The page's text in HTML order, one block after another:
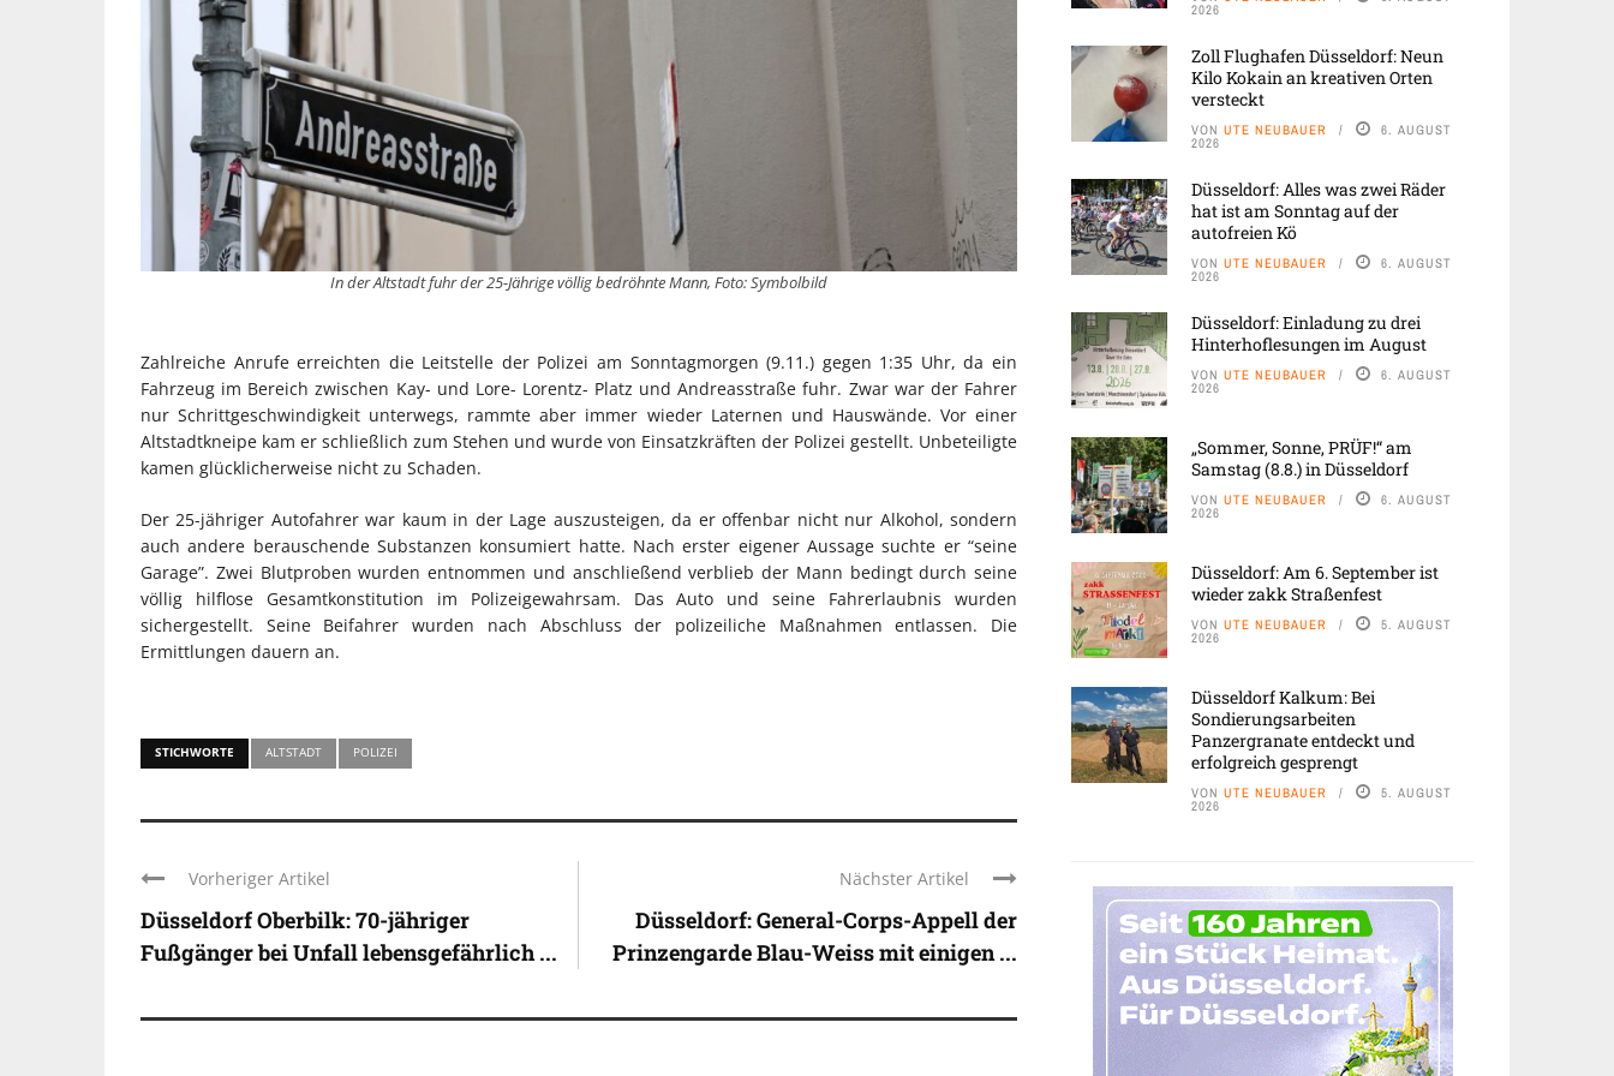
In der Altstadt fuhr der 25-Jährige völlig bedröhnte Mann, Foto: Symbolbild
Zahlreiche Anrufe erreichten die Leitstelle der Polizei am Sonntagmorgen (9.11.) gegen 1:35 Uhr, da ein
Fahrzeug im Bereich zwischen Kay- und Lore- Lorentz- Platz und Andreasstraße fuhr. Zwar war der Fahrer
nur Schrittgeschwindigkeit unterwegs, rammte aber immer wieder Laternen und Hauswände. Vor einer
Altstadtkneipe kam er schließlich zum Stehen und wurde von Einsatzkräften der Polizei gestellt. Unbeteiligte
kamen glücklicherweise nicht zu Schaden.
Der 25-jähriger Autofahrer war kaum in der Lage auszusteigen, da er offenbar nicht nur Alkohol, sondern
auch andere berauschende Substanzen konsumiert hatte. Nach erster eigener Aussage suchte er “seine
Garage”. Zwei Blutproben wurden entnommen und anschließend verblieb der Mann bedingt durch seine
völlig hilflose Gesamtkonstitution im Polizeigewahrsam. Das Auto und seine Fahrerlaubnis wurden
sichergestellt. Seine Beifahrer wurden nach Abschluss der polizeiliche Maßnahmen entlassen. Die
Ermittlungen dauern an.
STICHWORTE ALTSTADT POLIZEI
Vorheriger Artikel
Düsseldorf Oberbilk: 70-jähriger
Fußgänger bei Unfall lebensgefährlich ...
Nächster Artikel
Düsseldorf: General-Corps-Appell der
Prinzengarde Blau-Weiss mit einigen ...
2026
Zoll Flughafen Düsseldorf: Neun
Kilo Kokain an kreativen Orten
versteckt
VON UTE NEUBAUER 6. AUGUST
2026
Düsseldorf: Alles was zwei Räder
hat ist am Sonntag auf der
autofreien Kö
VON UTE NEUBAUER 6. AUGUST
2026
Düsseldorf: Einladung zu drei
Hinterhoflesungen im August
VON UTE NEUBAUER 6. AUGUST
2026
„Sommer, Sonne, PRÜF!“ am
Samstag (8.8.) in Düsseldorf
VON UTE NEUBAUER 6. AUGUST
2026
Düsseldorf: Am 6. September ist
wieder zakk Straßenfest
VON UTE NEUBAUER 5. AUGUST
2026
Düsseldorf Kalkum: Bei
Sondierungsarbeiten
Panzergranate entdeckt und
erfolgreich gesprengt
VON UTE NEUBAUER 5. AUGUST
2026